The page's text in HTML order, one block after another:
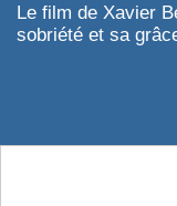
Le film de Xavier
sobriété et sa